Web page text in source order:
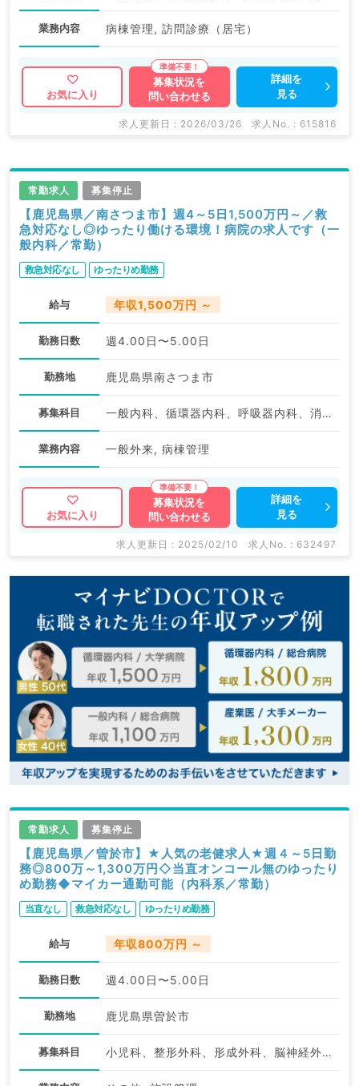
業務内容 病棟管理, 訪問診療（居宅）
お気に入り
募集状況を
問い合わせる
詳細を
見る
求人更新日 : 2026/03/26 求人No. : 615816
常勤求人 募集停止
【鹿児島県／南さつま市】週4～5日1,500万円～／救
急対応なし◎ゆったり働ける環境！病院の求人です（一
般内科／常勤）
救急対応なし ゆったりめ勤務
給与 年収1,500万円 ～
勤務日数 週4.00日〜5.00日
勤務地 鹿児島県南さつま市
募集科目 一般内科、循環器内科、呼吸器内科、消化器内科、内分泌・代謝内科
業務内容 一般外来, 病棟管理
お気に入り
募集状況を
問い合わせる
詳細を
見る
求人更新日 : 2025/02/10 求人No. : 632497
常勤求人 募集停止
【鹿児島県／曽於市】★人気の老健求人★週４～5日勤
務◎800万～1,300万円◇当直オンコール無のゆったり
め勤務◆マイカー通勤可能（内科系／常勤）
当直なし 救急対応なし ゆったりめ勤務
給与 年収800万円 ～
勤務日数 週4.00日〜5.00日
勤務地 鹿児島県曽於市
募集科目 小児科、整形外科、形成外科、脳神経外科、呼吸器外科、心臓血管外科、産婦人科、婦人科、耳鼻咽喉科、リハビリテーション科、麻酔科、一般内科、循環器内科、呼吸器内科、消化器内科、内分泌・代謝内科、外科系全般、一般外科、消化器外科、乳腺外科、健診・人間ドック、救急科・ＩＣＵ